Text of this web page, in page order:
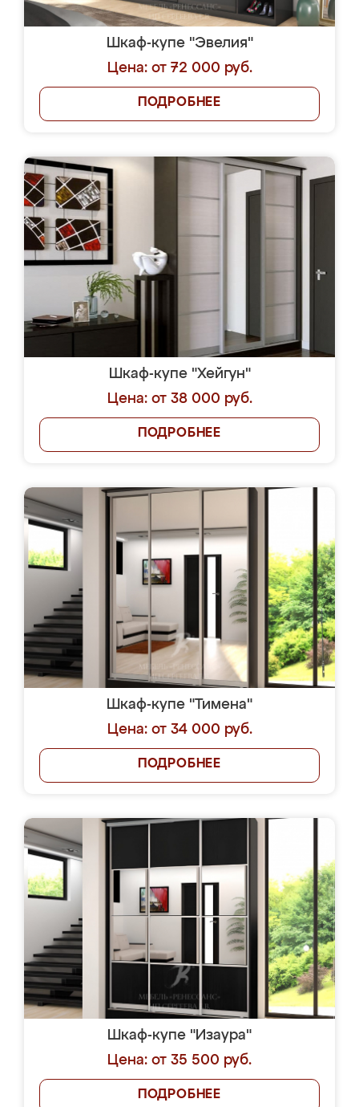
Шкаф-купе "Эвелия"
Цена: от 72 000 руб.
ПОДРОБНЕЕ
Шкаф-купе "Хейгун"
Цена: от 38 000 руб.
ПОДРОБНЕЕ
Шкаф-купе "Тимена"
Цена: от 34 000 руб.
ПОДРОБНЕЕ
Шкаф-купе "Изаура"
Цена: от 35 500 руб.
ПОДРОБНЕЕ